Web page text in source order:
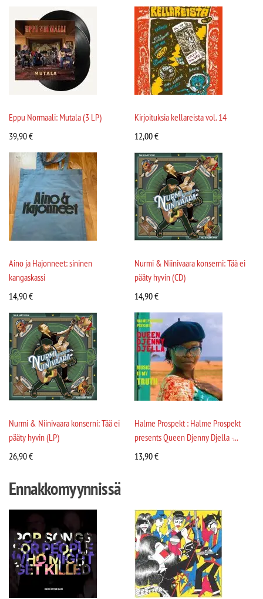
Eppu Normaali: Mutala (3 LP)
39,90€
Kirjoituksia kellareista vol. 14
12,00€
Aino ja Hajonneet: sininen
kangaskassi
14,90€
Nurmi & Niinivaara konserni: Tää ei
pääty hyvin (CD)
14,90€
Nurmi & Niinivaara konserni: Tää ei
pääty hyvin (LP)
26,90€
Halme Prospekt : Halme Prospekt
presents Queen Djenny Djella -...
13,90€
Ennakkomyynnissä